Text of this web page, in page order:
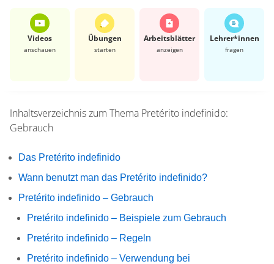
Videos
anschauen
Übungen
starten
Arbeits­blätter
anzeigen
Lehrer*​innen
fragen
Inhaltsverzeichnis zum Thema Pretérito indefinido:
Gebrauch
Das Pretérito indefinido
Wann benutzt man das Pretérito indefinido?
Pretérito indefinido – Gebrauch
Pretérito indefinido – Beispiele zum Gebrauch
Pretérito indefinido – Regeln
Pretérito indefinido – Verwendung bei